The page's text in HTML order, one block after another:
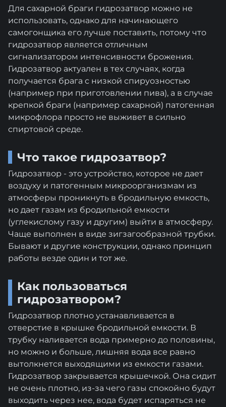
Для сахарной браги гидрозатвор можно не
использовать, однако для начинающего
самогонщика его лучше поставить, потому что
гидрозатвор является отличным
сигнализатором интенсивности брожения.
Гидрозатвор актуален в тех случаях, когда
получается брага с низкой спируозностью
(например при приготовлении пива), а в случае
крепкой браги (например сахарной) патогенная
микрофлора просто не выживет в сильно
спиртовой среде.
Что такое гидрозатвор?
Гидрозатвор - это устройство, которое не дает
воздуху и патогенным микроорганизмам из
атмосферы проникнуть в бродильную емкость,
но дает газам из бродильной емкости
(углекислому газу и другим) выйти в атмосферу.
Чаще выполнен в виде зигзагообразной трубки.
Бывают и другие конструкции, однако принцип
работы везде один и тот же.
Как пользоваться
гидрозатвором?
Гидрозатвор плотно устанавливается в
отверстие в крышке бродильной емкости. В
трубку наливается вода примерно до половины,
но можно и больше, лишняя вода все равно
вытолкнется выходящими из емкости газами.
Гидрозатвор закрывается крышечкой. Она сидит
не очень плотно, из-за чего газы спокойно будут
выходить через нее, вода будет испаряться не